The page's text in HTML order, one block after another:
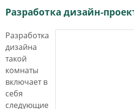
Разработка дизайн-
Разработка
дизайна
такой
комнаты
включает в
себя
следующие